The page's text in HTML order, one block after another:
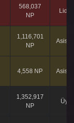
568,037
NP
Lider
1,116,701
NP
4,558 NP
1,352,917
NP
Üye